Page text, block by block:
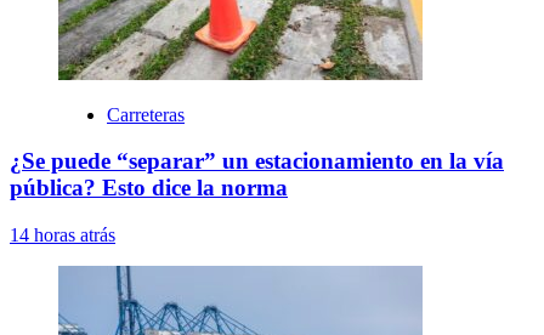
Carreteras
¿Se puede “separar” un estacionamiento en la vía
pública? Esto dice la norma
14 horas atrás